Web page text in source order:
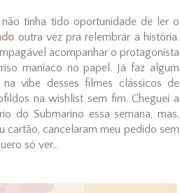
tinha tido oportunidade de ler o
outra vez pra relembrar a história.
acompanhar o protagonista
maníaco no papel. Já faz algum
vibe desses filmes clássicos de
na wishlist sem fim. Cheguei a
do Submarino essa semana, mas,
cancelaram meu pedido sem
só ver...